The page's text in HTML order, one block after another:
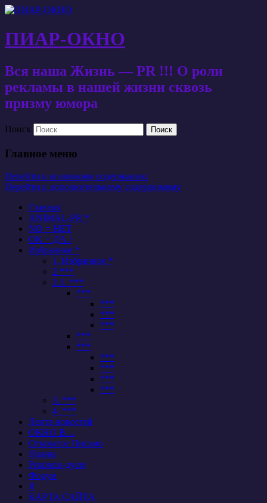
ПИАР-ОКНО
Вся наша Жизнь — PR !!! О роли
рекламы в нашей жизни сквозь
призму юмора
Поиск
Главное меню
Перейти к основному содержанию
Перейти к дополнительному содержимому
Главная
ANIMAL-PR *
NO = НЕТ
OK = ДА /
Избранное *
1. Избранное *
2 ***
2.1. ***
***
***
***
***
***
***
***
***
***
***
3. ***
4. ***
Лента новостей
ОКНО В…
Открытое Письмо
Планы
Рекомен-дуем
Форум
Я
КАРТА САЙТА